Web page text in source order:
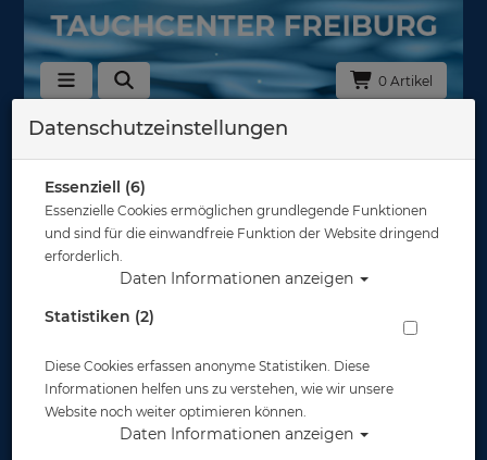
0 Artikel
Zurück
Datenschutzeinstellungen
Essenziell (6)
Essenzielle Cookies ermöglichen grundlegende Funktionen
und sind für die einwandfreie Funktion der Website dringend
erforderlich.
Daten Informationen anzeigen
Statistiken (2)
Diese Cookies erfassen anonyme Statistiken. Diese
Informationen helfen uns zu verstehen, wie wir unsere
Website noch weiter optimieren können.
Daten Informationen anzeigen